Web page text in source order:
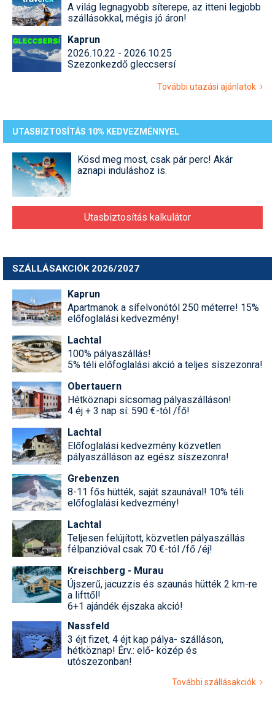
A világ legnagyobb síterepe, az itteni legjobb
szállásokkal, mégis jó áron!
Kaprun
2026.10.22 - 2026.10.25
Szezonkezdő gleccsersí
További utazási ajánlatok
UTASBIZTOSÍTÁS 10% KEDVEZMÉNNYEL
Kösd meg most, csak pár perc! Akár
aznapi induláshoz is.
Utasbiztosítás kalkulátor
SZÁLLÁSAKCIÓK 2026/2027
Kaprun
Apartmanok a sífelvonótól 250 méterre! 15%
előfoglalási kedvezmény!
Lachtal
100% pályaszállás!
5% téli előfoglalási akció a teljes síszezonra!
Obertauern
Hétköznapi sícsomag pályaszálláson!
4 éj + 3 nap sí: 590 €-tól /fő!
Lachtal
Előfoglalási kedvezmény közvetlen
pályaszálláson az egész síszezonra!
Grebenzen
8-11 fős hütték, saját szaunával! 10% téli
előfoglalási kedvezmény!
Lachtal
Teljesen felújított, közvetlen pályaszállás
félpanzióval csak 70 €-tól /fő /éj!
Kreischberg - Murau
Újszerű, jacuzzis és szaunás hütték 2 km-re
a lifttől!
6+1 ajándék éjszaka akció!
Nassfeld
3 éjt fizet, 4 éjt kap pálya- szálláson,
hétköznap! Érv.: elő- közép és
utószezonban!
További szállásakciók